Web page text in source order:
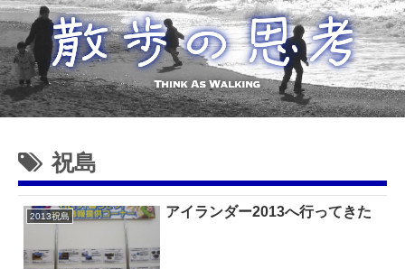
祝島
2013祝島 アイランダー2013へ行ってきた